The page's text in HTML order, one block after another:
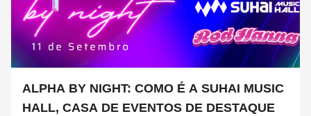
ALPHA BY NIGHT: COMO É A SUHAI MUSIC
HALL, CASA DE EVENTOS DE DESTAQUE